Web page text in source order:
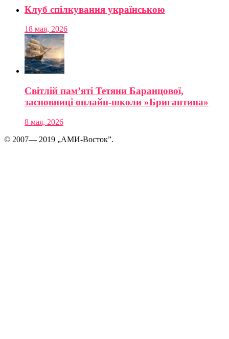
Клуб спілкування українською
18 мая, 2026
Світлій пам’яті Тетяни Баранцової,
засновниці онлайн-школи »Бригантина»
8 мая, 2026
© 2007— 2019 „АМИ-Восток”.